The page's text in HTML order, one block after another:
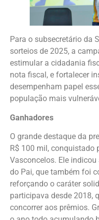
Para o subsecretário da
sorteios de 2025, a
estimular a cidadania
nota fiscal, e fortalecer
desempenham papel
população mais
Ganhadores
O grande destaque da
R$ 100 mil, conquistado
Vasconcelos. Ele
do Pai, que também foi
reforçando o caráter
participava desde 2018,
concorrer aos prêmios.